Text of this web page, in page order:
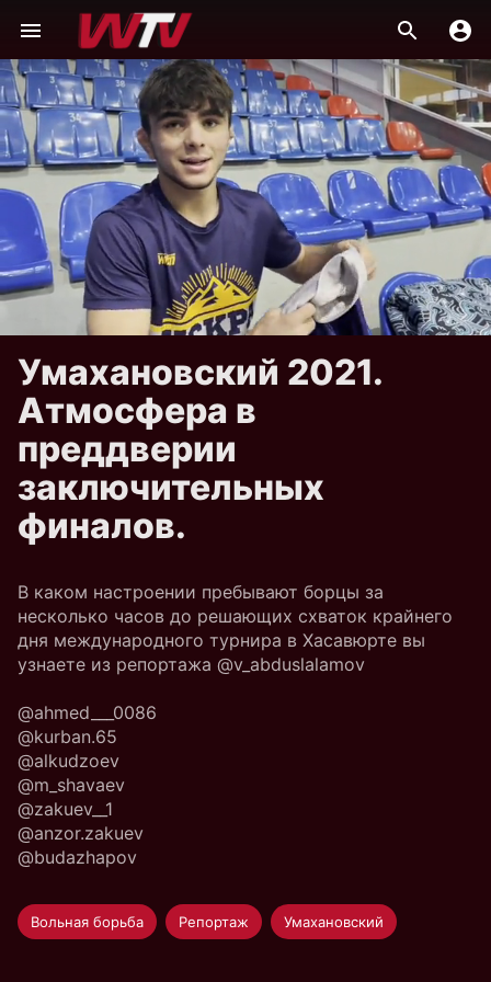
Умахановский 2021.
Атмосфера в
преддверии
заключительных
финалов.
В каком настроении пребывают борцы за
несколько часов до решающих схваток крайнего
дня международного турнира в Хасавюрте вы
узнаете из репортажа @v_abduslalamov
@ahmed___0086
@kurban.65
@alkudzoev
@m_shavaev
@zakuev__1
@anzor.zakuev
@budazhapov
Вольная борьба Репортаж Умахановский